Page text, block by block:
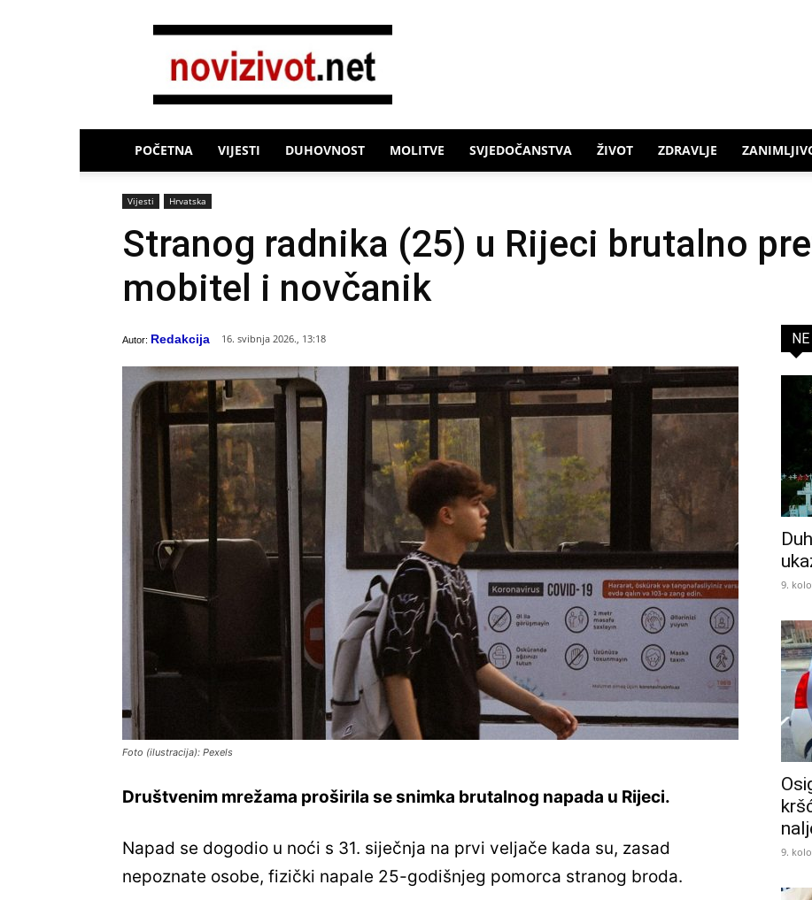
Novi
POČETNA VIJESTI DUHOVNOST MOLITVE SVJEDOČANSTVA ŽIVOT ZDRAVLJE
Vijesti Hrvatska
Stranog radnika (25) u Rijeci brutalno
mobitel i novčanik
Autor: Redakcija 16. svibnja 2026., 13:18
Foto (ilustracija): Pexels
Društvenim mrežama proširila se snimka brutalnog napada u Rijeci.
Napad se dogodio u noći s 31. siječnja na prvi veljače kada su, zasad
nepoznate osobe, fizički napale 25-godišnjeg pomorca stranog broda.
9.
9.